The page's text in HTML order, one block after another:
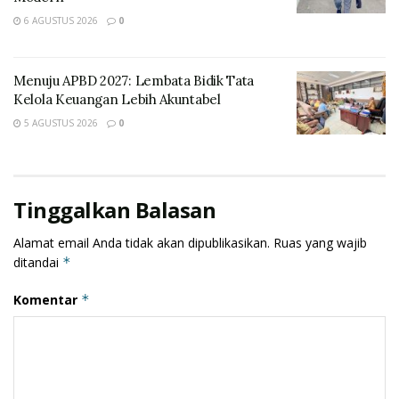
“Pohon Malapari ini sangat rindang dan rimbun
6 AGUSTUS 2026 0
Menuju APBD 2027: Lembata Bidik Tata
Kelola Keuangan Lebih Akuntabel
5 AGUSTUS 2026 0
Tinggalkan Balasan
Alamat email Anda tidak akan dipublikasikan. Ruas yang wajib
ditandai *
Komentar *